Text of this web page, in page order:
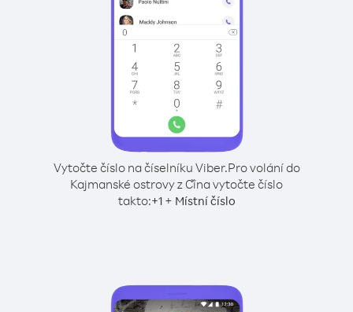
Vytočte číslo na číselníku Viber.Pro volání do
Kajmanské ostrovy z Čína vytočte číslo
takto:+1+ Místní číslo